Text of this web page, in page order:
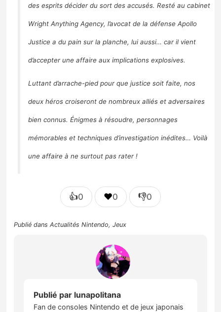
des esprits décider du sort des accusés. Resté au cabinet
Wright Anything Agency, l’avocat de la défense Apollo
Justice a du pain sur la planche, lui aussi… car il vient
d’accepter une affaire aux implications explosives.
Luttant d’arrache-pied pour que justice soit faite, nos
deux héros croiseront de nombreux alliés et adversaires
bien connus. Énigmes à résoudre, personnages
mémorables et techniques d’investigation inédites… Voilà
une affaire à ne surtout pas rater !
👍0 ❤️0 👎0
Publié dansActualités Nintendo,Jeux
Publié par lunapolitana
Fan de consoles Nintendo et de jeux japonais